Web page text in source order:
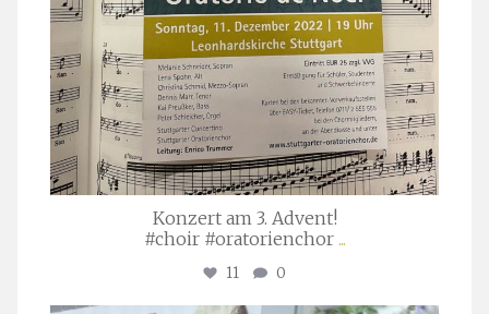
Konzert am 3. Advent!
#choir #oratorienchor ...
11 0